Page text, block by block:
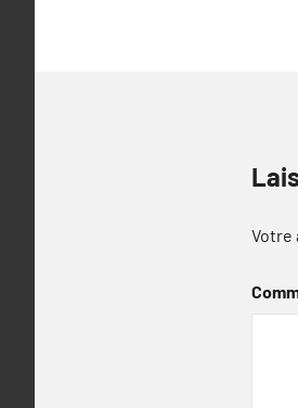
Votre